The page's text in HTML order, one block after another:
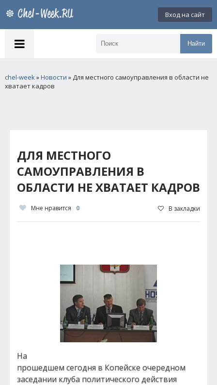
Вход на сайт
Найти
chel-week»Новости » Для местного самоуправления в области не
хватает кадров
ДЛЯ МЕСТНОГО
САМОУПРАВЛЕНИЯ В
ОБЛАСТИ НЕ ХВАТАЕТ КАДРОВ
Мне нравится 0 В закладки
На
прошедшем сегодня в Копейске очередном
заседании клуба политического действия